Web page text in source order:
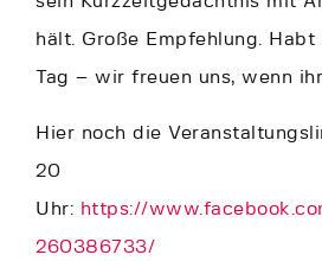
hält. Große Empfehlung. Habt
Tag – wir freuen uns, wenn
Hier noch die
20
Uhr: https://
260386733/